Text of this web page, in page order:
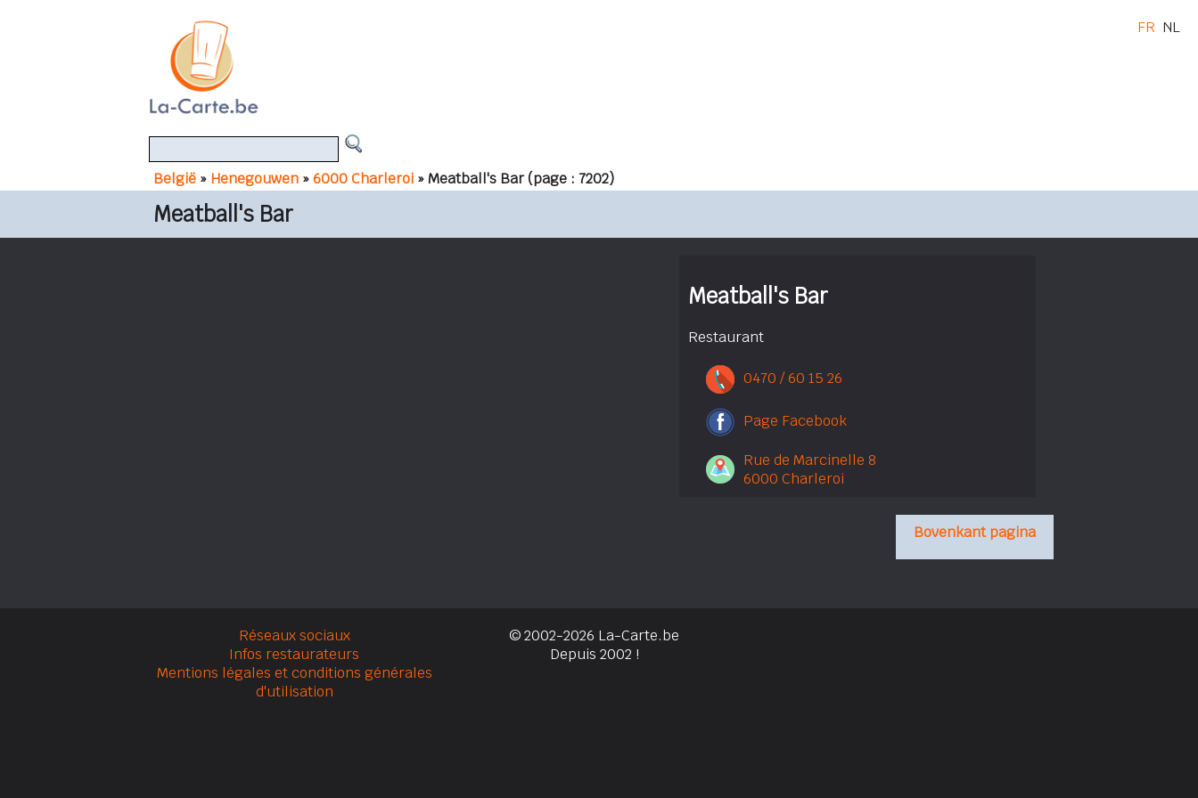
België » Henegouwen »6000 Charleroi » Meatball's Bar(page : 7202)
FR NL
Meatball's Bar
Meatball's Bar
Restaurant
0470 / 60 15 26
Page Facebook
Rue de Marcinelle 8
6000 Charleroi
Bovenkant pagina
Réseaux sociaux
Infos restaurateurs
Mentions légales et conditions générales
d'utilisation
© 2002-2026 La-Carte.be
Depuis 2002 !